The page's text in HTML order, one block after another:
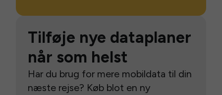
Tilføje nye dataplaner
når som helst
Har du brug for mere mobildata til din
næste rejse? Køb blot en ny